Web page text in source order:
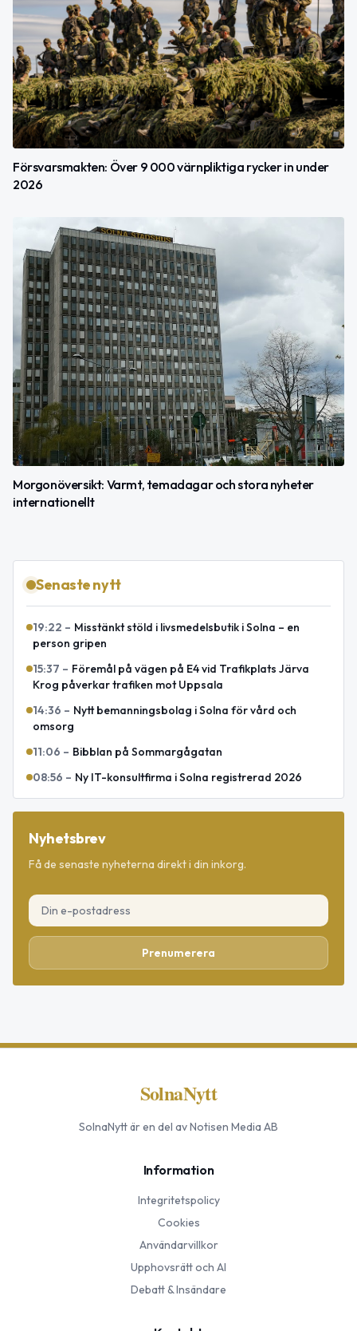
Försvarsmakten: Över 9 000 värnpliktiga rycker in under
2026
Morgonöversikt: Varmt, temadagar och stora nyheter
internationellt
Senaste nytt
19:22 – Misstänkt stöld i livsmedelsbutik i Solna – en
person gripen
15:37 – Föremål på vägen på E4 vid Trafikplats Järva
Krog påverkar trafiken mot Uppsala
14:36 – Nytt bemanningsbolag i Solna för vård och
omsorg
11:06 – Bibblan på Sommargågatan
08:56 – Ny IT-konsultfirma i Solna registrerad 2026
Nyhetsbrev
Få de senaste nyheterna direkt i din inkorg.
Prenumerera
SolnaNytt
SolnaNyttär en del av Notisen Media AB
Information
Integritetspolicy
Cookies
Användarvillkor
Upphovsrätt och AI
Debatt & Insändare